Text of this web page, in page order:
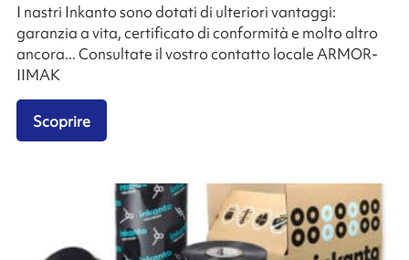
I nastri Inkanto sono dotati di ulteriori vantaggi:
garanzia a vita, certificato di conformità e molto altro
ancora... Consultate il vostro contatto locale ARMOR-
IIMAK
Scoprire